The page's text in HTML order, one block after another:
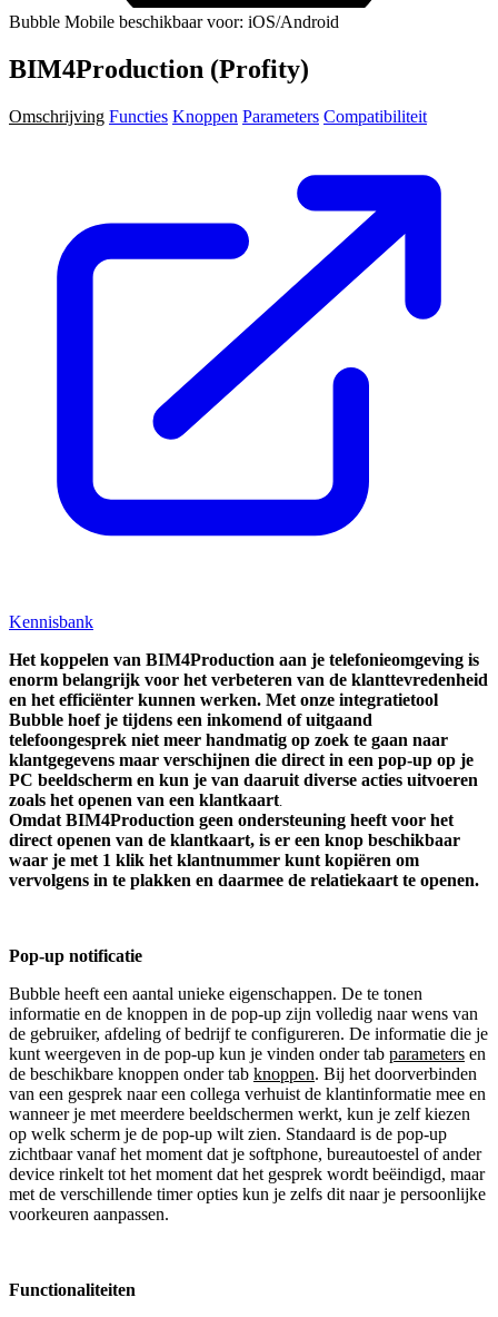
Bubble Mobile beschikbaar voor: iOS/Android
BIM4Production (Profity)
Omschrijving Functies Knoppen Parameters Compatibiliteit
Kennisbank
Het koppelen van BIM4Production aan je telefonieomgeving is
enorm belangrijk voor het verbeteren van de klanttevredenheid
en het efficiënter kunnen werken. Met onze integratietool
Bubble hoef je tijdens een inkomend of uitgaand
telefoongesprek niet meer handmatig op zoek te gaan naar
klantgegevens maar verschijnen die direct in een pop-up op je
PC beeldscherm en kun je van daaruit diverse acties uitvoeren
zoals het openen van een klantkaart.
Omdat BIM4Production geen ondersteuning heeft voor het
direct openen van de klantkaart, is er een knop beschikbaar
waar je met 1 klik het klantnummer kunt kopiëren om
vervolgens in te plakken en daarmee de relatiekaart te openen.
Pop-up notificatie
Bubble heeft een aantal unieke eigenschappen. De te tonen
informatie en de knoppen in de pop-up zijn volledig naar wens van
de gebruiker, afdeling of bedrijf te configureren. De informatie die je
kunt weergeven in de pop-up kun je vinden onder tab parameters en
de beschikbare knoppen onder tab knoppen. Bij het doorverbinden
van een gesprek naar een collega verhuist de klantinformatie mee en
wanneer je met meerdere beeldschermen werkt, kun je zelf kiezen
op welk scherm je de pop-up wilt zien. Standaard is de pop-up
zichtbaar vanaf het moment dat je softphone, bureautoestel of ander
device rinkelt tot het moment dat het gesprek wordt beëindigd, maar
met de verschillende timer opties kun je zelfs dit naar je persoonlijke
voorkeuren aanpassen.
Functionaliteiten